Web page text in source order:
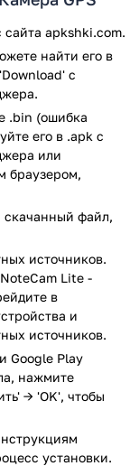
любопытных
совсем не
фотографию
где именно
когда
вы никак не
приложение
пользователи
о данных
и высоты.
снимков.
сможет оставить
информацию о
Удобная
включить
будет
и
apkshki.com.
найти его в
с
.bin (ошибка
его в .apk с
или
браузером,
скачанный файл,
источников.
Lite -
в
и
источников.
Google Play
нажмите
→ 'OK', чтобы
установки.